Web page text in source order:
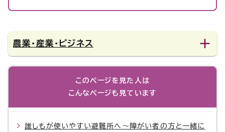
農業・産業・ビジネス
このページを見た人は
こんなページも見ています
誰しもが使いやすい避難所へ～障がい者の方と一緒に